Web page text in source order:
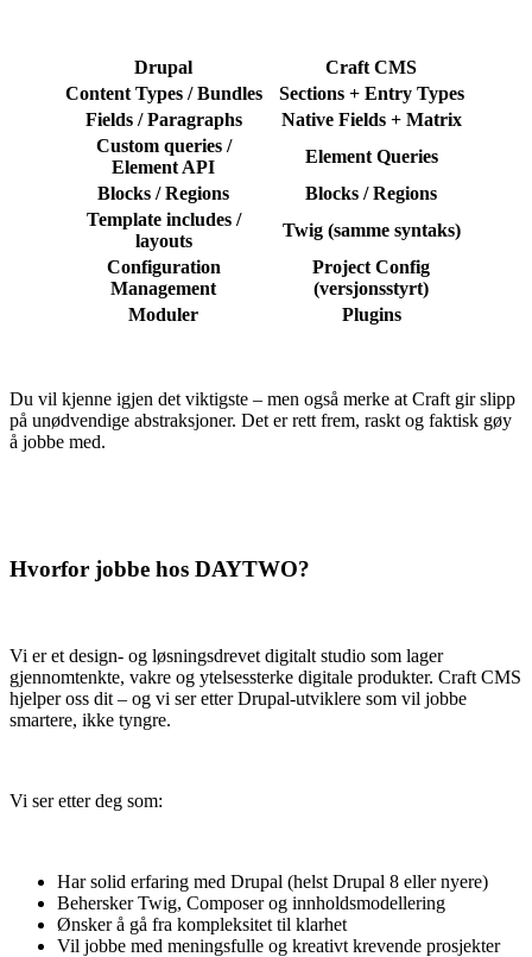
Drupal
Craft CMS
Content Types / Bundles
Sections + Entry Types
Fields / Paragraphs
Native Fields + Matrix
Custom queries /
Element API
Element Queries
Blocks / Regions
Blocks / Regions
Template includes /
layouts
Twig (samme syntaks)
Configuration
Management
Project Config
(versjonsstyrt)
Moduler
Plugins
Du vil kjenne igjen det viktigste – men også merke at Craft gir slipp
på unødvendige abstraksjoner. Det er rett frem, raskt og faktisk gøy
å jobbe med.
Hvorfor jobbe hos DAYTWO?
Vi er et design- og løsningsdrevet digitalt studio som lager
gjennomtenkte, vakre og ytelsessterke digitale produkter. Craft CMS
hjelper oss dit – og vi ser etter Drupal-utviklere som vil jobbe
smartere, ikke tyngre.
Vi ser etter deg som:
Har solid erfaring med Drupal (helst Drupal 8 eller nyere)
Behersker Twig, Composer og innholdsmodellering
Ønsker å gå fra kompleksitet til klarhet
Vil jobbe med meningsfulle og kreativt krevende prosjekter